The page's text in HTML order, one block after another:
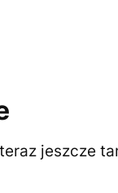
jeszcze